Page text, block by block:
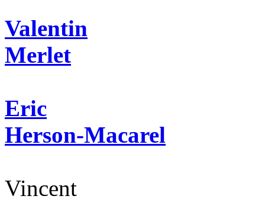
Valentin
Merlet
Eric
Herson-Macarel
Vincent